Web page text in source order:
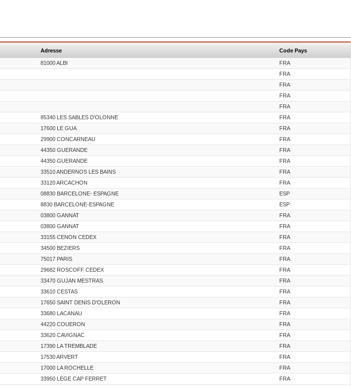
Adresse Code Pays
81000 ALBI
FRA
FRA
FRA
FRA
FRA
85340 LES SABLES D'OLONNE
FRA
17600 LE GUA
FRA
29900 CONCARNEAU
FRA
44350 GUERANDE
FRA
44350 GUERANDE
FRA
33510 ANDERNOS LES BAINS
FRA
33120 ARCACHON
FRA
08830 BARCELONE- ESPAGNE
ESP
8830 BARCELONE-ESPAGNE
ESP
03800 GANNAT
FRA
03800 GANNAT
FRA
33155 CENON CEDEX
FRA
34500 BEZIERS
FRA
75017 PARIS
FRA
29682 ROSCOFF CEDEX
FRA
33470 GUJAN MESTRAS
FRA
33610 CESTAS
FRA
17650 SAINT DENIS D'OLERON
FRA
33680 LACANAU
FRA
44220 COUERON
FRA
33620 CAVIGNAC
FRA
17390 LA TREMBLADE
FRA
17530 ARVERT
FRA
17000 LA ROCHELLE
FRA
33950 LEGE CAP FERRET
FRA